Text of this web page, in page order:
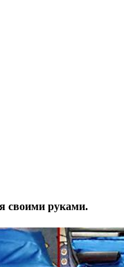
своими руками.